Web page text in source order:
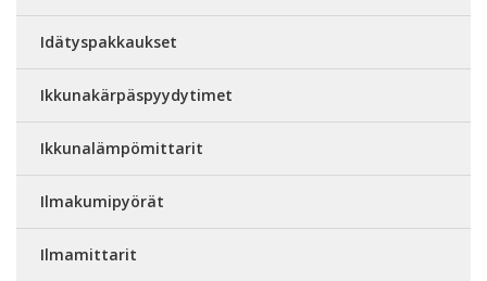
Idätyspakkaukset
Ikkunakärpäspyydytimet
Ikkunalämpömittarit
Ilmakumipyörät
Ilmamittarit